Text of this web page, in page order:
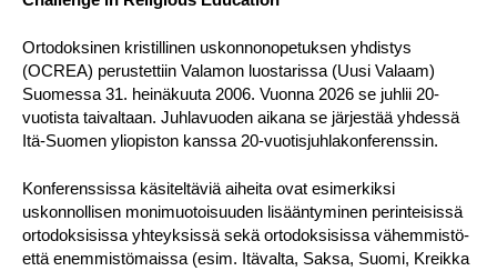
Ortodoksinen kristillinen uskonnonopetuksen yhdistys
(OCREA) perustettiin Valamon luostarissa (Uusi Valaam)
Suomessa 31. heinäkuuta 2006. Vuonna 2026 se juhlii 20-
vuotista taivaltaan. Juhlavuoden aikana se järjestää yhdessä
Itä-Suomen yliopiston kanssa 20-vuotisjuhlakonferenssin.
Konferenssissa käsiteltäviä aiheita ovat esimerkiksi
uskonnollisen monimuotoisuuden lisääntyminen perinteisissä
ortodoksisissa yhteyksissä sekä ortodoksisissa vähemmistö-
että enemmistömaissa (esim. Itävalta, Saksa, Suomi, Kreikka